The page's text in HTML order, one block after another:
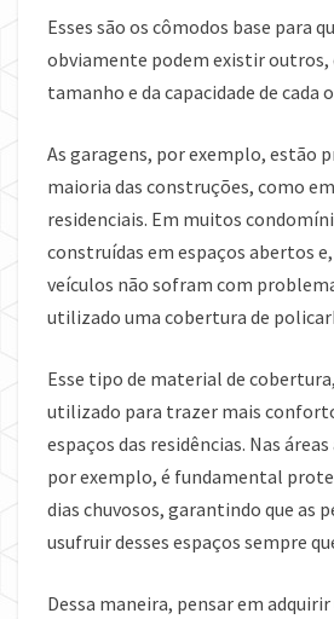
Esses são os cômodos base para
obviamente podem existir outros,
tamanho e da capacidade de cada
As garagens, por exemplo, estão
maioria das construções, como
residenciais. Em muitos
construídas em espaços abertos e,
veículos não sofram com
utilizado uma cobertura de
Esse tipo de material de
utilizado para trazer mais
espaços das residências. Nas
por exemplo, é fundamental
dias chuvosos, garantindo que as
usufruir desses espaços sempre
Dessa maneira, pensar em